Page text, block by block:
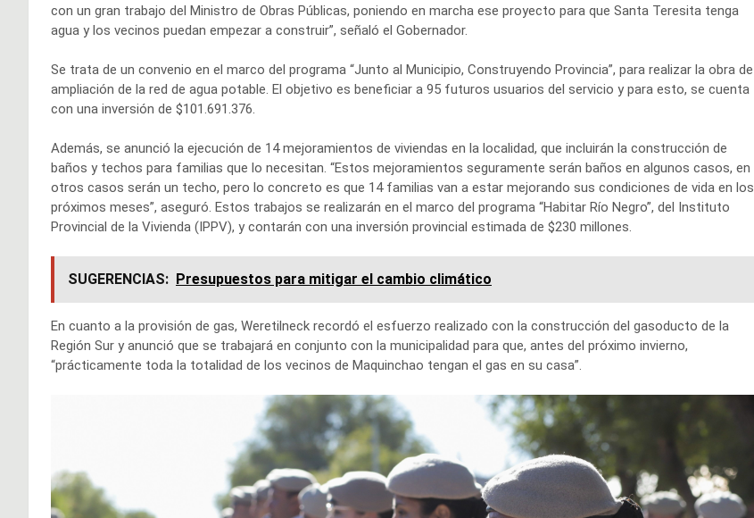
con un gran trabajo del Ministro de Obras Públicas, poniendo en marcha ese proyecto para que Santa Teresita tenga
agua y los vecinos puedan empezar a construir”, señaló el Gobernador.
Se trata de un convenio en el marco del programa “Junto al Municipio, Construyendo Provincia”, para realizar la obra de
ampliación de la red de agua potable. El objetivo es beneficiar a 95 futuros usuarios del servicio y para esto, se cuenta
con una inversión de $101.691.376.
Además, se anunció la ejecución de 14 mejoramientos de viviendas en la localidad, que incluirán la construcción de
baños y techos para familias que lo necesitan. “Estos mejoramientos seguramente serán baños en algunos casos, en
otros casos serán un techo, pero lo concreto es que 14 familias van a estar mejorando sus condiciones de vida en los
próximos meses”, aseguró. Estos trabajos se realizarán en el marco del programa “Habitar Río Negro”, del Instituto
Provincial de la Vivienda (IPPV), y contarán con una inversión provincial estimada de $230 millones.
SUGERENCIAS: Presupuestos para mitigar el cambio climático
En cuanto a la provisión de gas, Weretilneck recordó el esfuerzo realizado con la construcción del gasoducto de la
Región Sur y anunció que se trabajará en conjunto con la municipalidad para que, antes del próximo invierno,
“prácticamente toda la totalidad de los vecinos de Maquinchao tengan el gas en su casa”.